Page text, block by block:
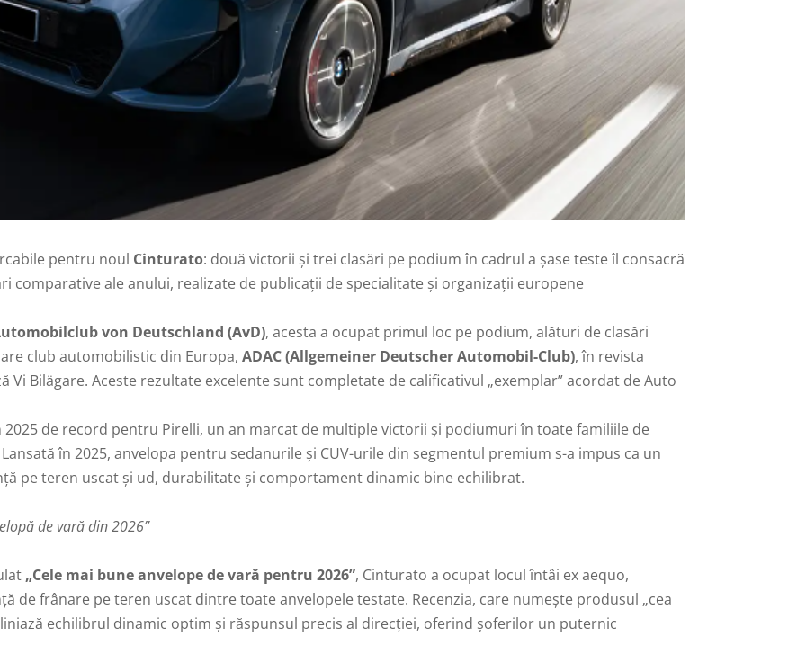
pentru noul Cinturato: două victorii și trei clasări pe podium în cadrul a șase teste îl consacră
comparative ale anului, realizate de publicații de specialitate și organizații europene
von Deutschland (AvD), acesta a ocupat primul loc pe podium, alături de clasări
club automobilistic din Europa,ADAC (Allgemeiner Deutscher Automobil-Club), în revista
Vi Bilägare. Aceste rezultate excelente sunt completate de calificativul „exemplar” acordat de Auto
de record pentru Pirelli, un an marcat de multiple victorii și podiumuri în toate familiile de
Lansată în 2025, anvelopa pentru sedanurile și CUV-urile din segmentul premium s-a impus ca un
pe teren uscat și ud, durabilitate și comportament dinamic bine echilibrat.
de vară din 2026”
„Cele mai bune anvelope de vară pentru 2026”, Cinturato a ocupat locul întâi ex aequo,
de frânare pe teren uscat dintre toate anvelopele testate. Recenzia, care numește produsul „cea
echilibrul dinamic optim și răspunsul precis al direcției, oferind șoferilor un puternic